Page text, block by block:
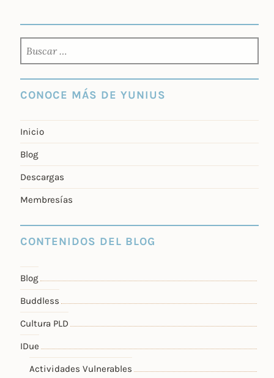
CONOCE MÁS DE YUNIUS
Inicio
Blog
Descargas
Membresías
CONTENIDOS DEL BLOG
Blog
Buddless
Cultura PLD
IDue
Actividades Vulnerables